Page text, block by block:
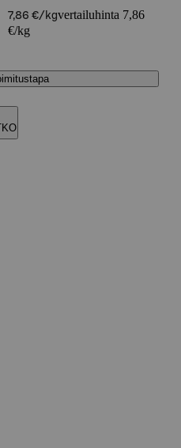
7,86 €/kgvertailuhinta 7,86
€/kg